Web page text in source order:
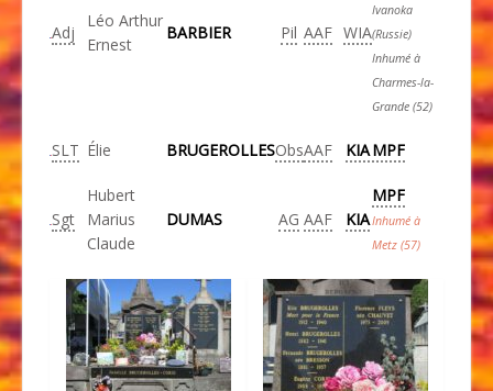
Adj
Léo Arthur
Ernest
BARBIER Pil AAF WIA
Ivanoka
(Russie)
Inhumé à
Charmes-la-
Grande (52)
SLT Élie BRUGEROLLESObsAAF KIAMPF
Sgt
Hubert
Marius
Claude
DUMAS AG AAF KIA
MPF
Inhumé à
Metz (57)